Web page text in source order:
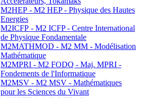
M2HEP - M2 HEP - Physique des Hautes
Energies
M2ICFP - M2 ICFP - Centre International
de Physique Fondamentale
M2MATHMOD - M2 MM - Modélisation
Mathématique
M2MPRI - M2 FODQ - Maj. MPRI -
Fondements de l'Informatique
M2MSV - M2 MSV - Mathématiques
pour les Sciences du Vivant